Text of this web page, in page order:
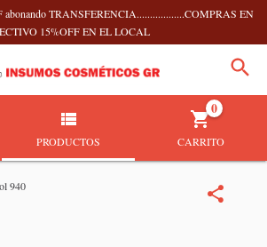
TRANSFERENCIA..................COMPRAS EN
15%OFF EN EL LOCAL
PRODUCTOS CARRITO
0
940